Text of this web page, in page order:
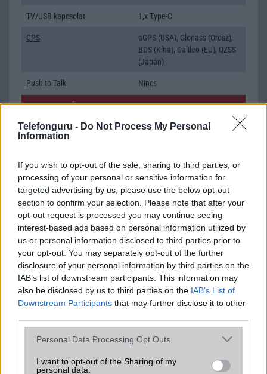
Telefonguru - Do Not Process My Personal
Information
If you wish to opt-out of the sale, sharing to third parties, or
processing of your personal or sensitive information for
targeted advertising by us, please use the below opt-out
section to confirm your selection. Please note that after your
opt-out request is processed you may continue seeing
interest-based ads based on personal information utilized by
us or personal information disclosed to third parties prior to
your opt-out. You may separately opt-out of the further
disclosure of your personal information by third parties on the
IAB’s list of downstream participants. This information may
also be disclosed by us to third parties on the IAB’s List of
Downstream Participants that may further disclose it to other
Please note that this website/app uses one or more Google
not limited to your visit or usage behaviour. You may click to
Personal Data Processing Opt Outs
I want to opt-out of the Sharing of my
personal data.
TV/USB kapcsolat 1,x Type-C
GPS
aGPS (USA), Glonass (Orosz),
BDS (Kína), Galileo (EU), QZSS
(Japán)
Push to Talk Nincs
AKKUMULÁTOR
Típus Li-Polimer
Cserélhetőség
Beszélgetési idő h /
Gyorstöltés
Gyorstöltésre alkalmas
ALKALMAZÁSOK ÉS ÉRZÉKELŐK
Java Nincs
Flash/Ujjlenyomat olvasó Fingerprint sensor
SNS integráció alap szolgáltatás
Organizer alap szolgáltatás
T9 szótár alkalmazás független szótár